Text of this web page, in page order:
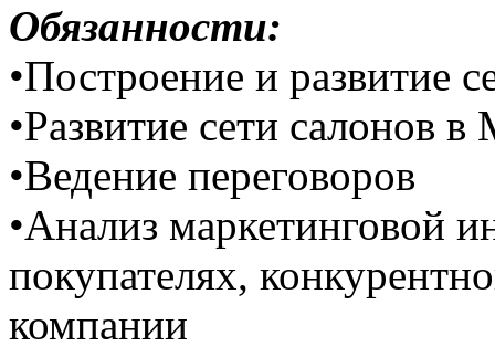
Обязанности:
•Построение и развитие
•Развитие сети салонов
•Ведение переговоров
•Анализ маркетинговой
покупателях,
компании